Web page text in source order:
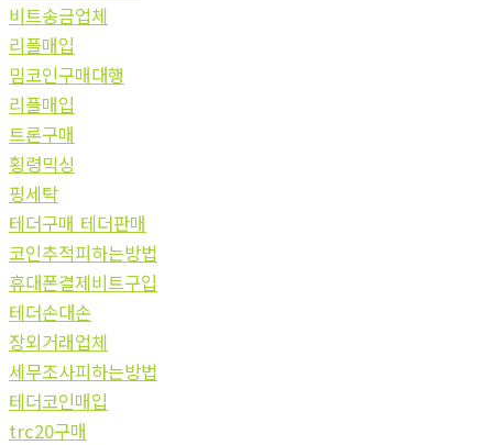
비트송금업체
리플매입
밈코인구매대행
리플매입
트론구매
횡령믹싱
핑세탁
테더구매 테더판매
코인추적피하는방법
휴대폰결제비트구입
테더손대손
장외거래업체
세무조사피하는방법
테더코인매입
trc20구매